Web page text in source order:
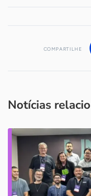
COMPARTILHE
Notícias